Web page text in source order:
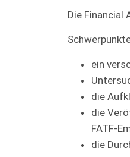
Die Financial
ein
die
die
FATF-
die